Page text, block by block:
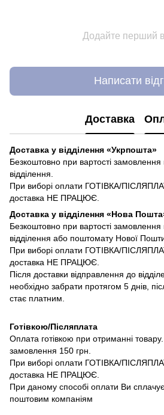
Додайте перший
Написати
Доставка
Доставка у відділення «Укрпошта»
Безкоштовно при вартості замовлення
відділення.
При виборі оплати ГОТІВКА/
доставка НЕ ПРАЦЮЄ.
Доставка у відділення «Нова
Безкоштовно при вартості замовлення
відділення або поштомату Нової
При виборі оплати ГОТІВКА/
доставка НЕ ПРАЦЮЄ.
Після доставки відправлення до
необхідно забрати протягом 5 днів,
стає платним.
Готівкою/Післяплата
Оплата готівкою при отриманні
замовлення 150 грн.
При виборі оплати ГОТІВКА/
доставка НЕ ПРАЦЮЄ.
При даному способі оплати Ви
поштовим компаніям